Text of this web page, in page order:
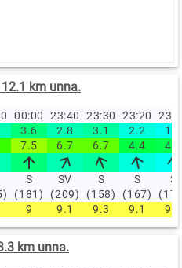
km unna.
00:00 23:40 23:30 23:20
3.6 2.8 3.1 2.2
1.9
7.5 6.7 6.7 4.4 4.2
S
(181)
SV
(209)
S
(158)
S
(167)
S
9 9.1 9.3 9.1 9.2
km unna.